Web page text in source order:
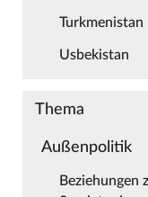
Turkmenistan
Usbekistan
Thema
Außenpolitik
Beziehungen